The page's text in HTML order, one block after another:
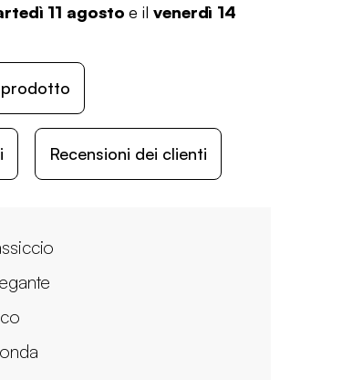
11 agosto e il venerdì 14
prodotto
Recensioni dei clienti